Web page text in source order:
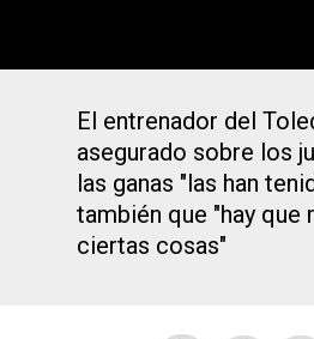
El entrenador del
asegurado sobre los
las ganas "las han
también que "hay que
ciertas cosas"